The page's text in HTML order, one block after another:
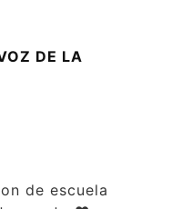
DE LA
de escuela